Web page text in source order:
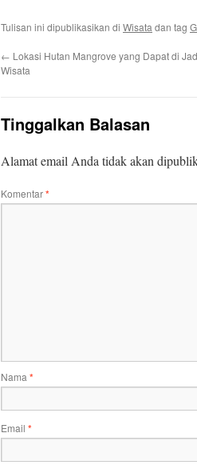
Tulisan ini dipublikasikan di Wisata dan tag
← Lokasi Hutan Mangrove yang Dapat di
Wisata
Tinggalkan Balasan
Alamat email Anda tidak akan
Komentar*
Nama *
Email *